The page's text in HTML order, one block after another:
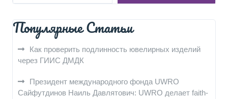
Популярные Статьи
Как проверить подлинность ювелирных изделий
через ГИИС ДМДК
Президент международного фонда UWRO
Сайфутдинов Наиль Давлятович: UWRO делает faith-